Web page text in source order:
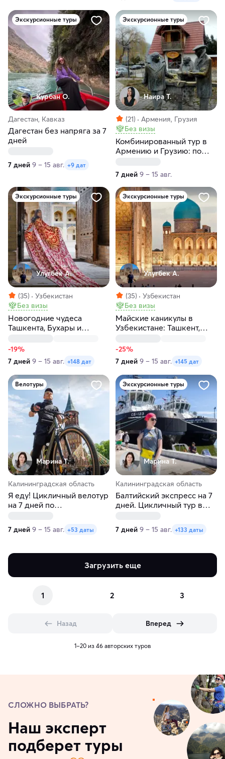
Экскурсионные туры
Курбан О.
Дагестан, Кавказ
Дагестан без напряга за 7
дней
7 дней 9 – 15 авг. +9 дат
Экскурсионные туры
Наира Т.
(21)
Армения, Грузия
Без визы
Комбинированный тур в
Армению и Грузию: по
7 дней
7 дней 9 – 15 авг.
Экскурсионные туры
Улугбек А.
(35)
Узбекистан
Без визы
Новогодние чудеса
Ташкента, Бухары и
-19%
7 дней 9 – 15 авг. +148 дат
Экскурсионные туры
Улугбек А.
(35)
Узбекистан
Без визы
Майские каникулы в
Узбекистане: Ташкент,
-25%
7 дней 9 – 15 авг. +145 дат
Велотуры
Марина Т.
Калининградская область
Я еду! Цикличный велотур
на 7 дней по
7 дней 9 – 15 авг. +53 даты
Экскурсионные туры
Марина Т.
Калининградская область
Балтийский экспресс на 7
дней. Цикличный тур в
7 дней 9 – 15 авг. +133 даты
Загрузить еще
1 2 3
Назад Вперед
1–20 из 46 авторских туров
СЛОЖНО ВЫБРАТЬ?
Наш эксперт
подберет туры